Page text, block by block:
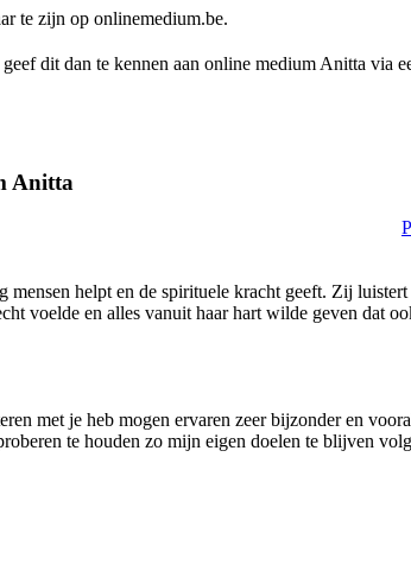
te zijn op onlinemedium.be.
dit dan te kennen aan online medium Anitta via
Anitta
helpt en de spirituele kracht geeft. Zij
voelde en alles vanuit haar hart wilde geven dat
met je heb mogen ervaren zeer bijzonder en
te houden zo mijn eigen doelen te blijven